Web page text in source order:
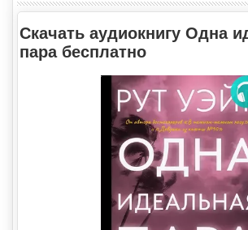
Скачать аудиокнигу Одна
пара бесплатно